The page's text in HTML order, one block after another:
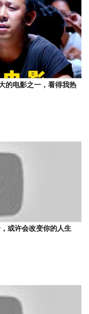
的电影之一，看得我热
或许会改变你的人生